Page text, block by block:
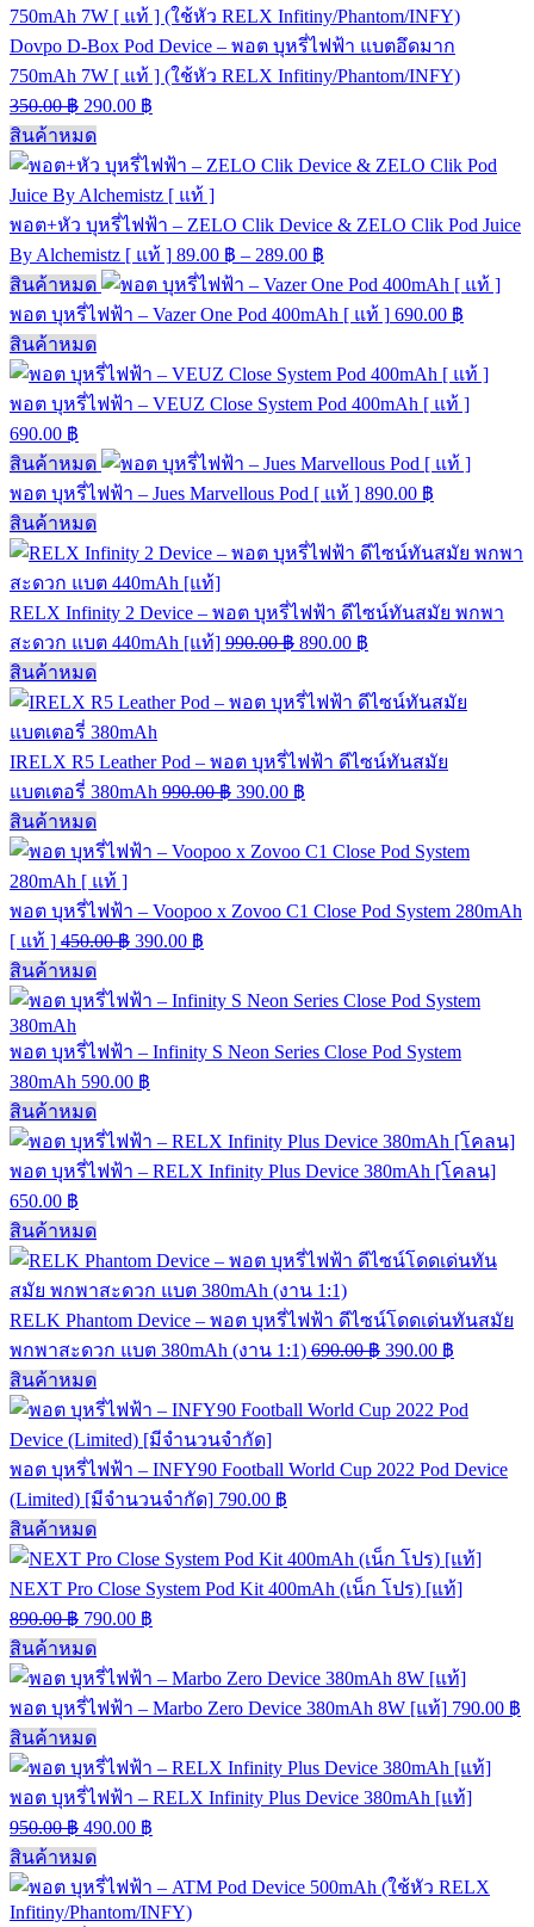
Dovpo D-Box Pod Device – พอต บุหรี่ไฟฟ้า แบตอึดมาก
750mAh 7W [ แท้ ] (ใช้หัว RELX Infitiny/Phantom/INFY)
350.00฿ 290.00 ฿
สินค้าหมด
พอต+หัว บุหรี่ไฟฟ้า – ZELO Clik Device & ZELO Clik Pod Juice
By Alchemistz [ แท้ ] 89.00 ฿ – 289.00 ฿
สินค้าหมด
พอต บุหรี่ไฟฟ้า – Vazer One Pod 400mAh [ แท้ ] 690.00 ฿
สินค้าหมด
พอต บุหรี่ไฟฟ้า – VEUZ Close System Pod 400mAh [ แท้ ]
690.00 ฿
สินค้าหมด
พอต บุหรี่ไฟฟ้า – Jues Marvellous Pod [ แท้ ] 890.00 ฿
สินค้าหมด
RELX Infinity 2 Device – พอต บุหรี่ไฟฟ้า ดีไซน์ทันสมัย พกพา
สะดวก แบต 440mAh [แท้] 990.00฿ 890.00 ฿
สินค้าหมด
IRELX R5 Leather Pod – พอต บุหรี่ไฟฟ้า ดีไซน์ทันสมัย
แบตเตอรี่ 380mAh 990.00฿ 390.00 ฿
สินค้าหมด
พอต บุหรี่ไฟฟ้า – Voopoo x Zovoo C1 Close Pod System 280mAh
[ แท้ ] 450.00฿ 390.00 ฿
สินค้าหมด
พอต บุหรี่ไฟฟ้า – Infinity S Neon Series Close Pod System
380mAh 590.00 ฿
สินค้าหมด
พอต บุหรี่ไฟฟ้า – RELX Infinity Plus Device 380mAh [โคลน]
650.00 ฿
สินค้าหมด
RELK Phantom Device – พอต บุหรี่ไฟฟ้า ดีไซน์โดดเด่นทันสมัย
พกพาสะดวก แบต 380mAh (งาน 1:1) 690.00฿ 390.00 ฿
สินค้าหมด
พอต บุหรี่ไฟฟ้า – INFY90 Football World Cup 2022 Pod Device
(Limited) [มีจำนวนจำกัด] 790.00 ฿
สินค้าหมด
NEXT Pro Close System Pod Kit 400mAh (เน็ก โปร) [แท้]
890.00฿ 790.00 ฿
สินค้าหมด
พอต บุหรี่ไฟฟ้า – Marbo Zero Device 380mAh 8W [แท้] 790.00 ฿
สินค้าหมด
พอต บุหรี่ไฟฟ้า – RELX Infinity Plus Device 380mAh [แท้]
950.00฿ 490.00 ฿
สินค้าหมด